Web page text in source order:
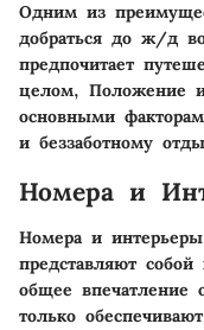
Одним из
добраться до ж/д
предпочитает
целом, Положение и
основными
и беззаботному
Номера и
Номера и
представляют
общее впечатление
только